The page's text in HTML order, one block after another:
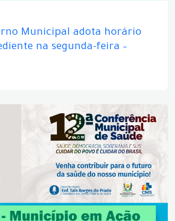
Municipal adota horário
na segunda-feira –